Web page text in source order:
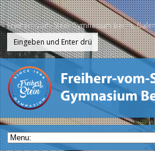
Freiherr-vom-Stein-Gymnasium Berlin,